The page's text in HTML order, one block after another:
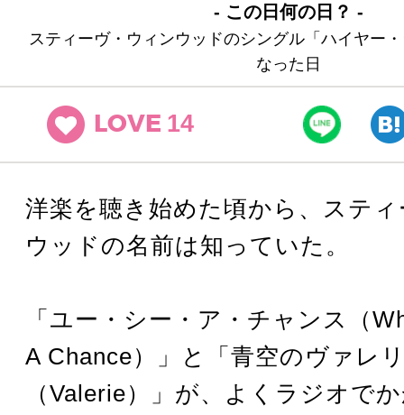
- この日何の日？ -
スティーヴ・ウィンウッドのシングル「ハイヤー
なった日
LOVE 14
洋楽を聴き始めた頃から、ステ
ウッドの名前は知っていた。
「ユー・シー・ア・チャンス（
A Chance）」と「青空のヴァレ
（Valerie）」が、よくラジオで